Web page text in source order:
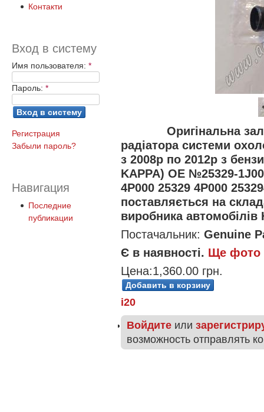
Контакти
Вход в систему
Имя пользователя: *
Пароль: *
Регистрация
Забыли пароль?
Навигация
Последние
публикации
Оригінальна
радіатора системи
з 2008р по 2012р з
KAPPA) OE №25329-
4P000 25329 4P000
поставляється на
виробника автомобілів
Постачальник: Genuine
Є в наявності. Ще фото
Цена:1,360.00 грн.
i20
Войдите или
возможность отправлять